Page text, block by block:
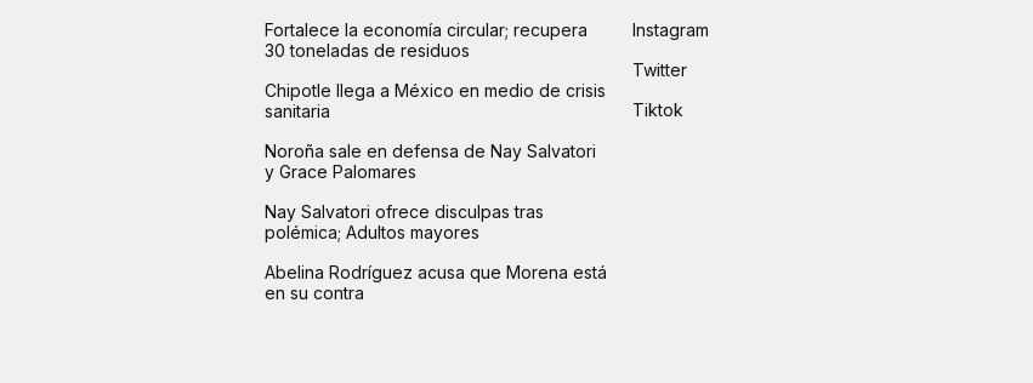
Fortalece la economía circular; recupera
30 toneladas de residuos
Chipotle llega a México en medio de crisis
sanitaria
Noroña sale en defensa de Nay Salvatori
y Grace Palomares
Nay Salvatori ofrece disculpas tras
polémica; Adultos mayores
Abelina Rodríguez acusa que Morena está
en su contra
Instagram
Twitter
Tiktok